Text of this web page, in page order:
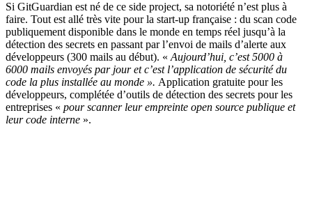
Si GitGuardian est né de ce side project, sa notoriété n’est plus à
faire. Tout est allé très vite pour la start-up française : du scan code
publiquement disponible dans le monde en temps réel jusqu’à la
détection des secrets en passant par l’envoi de mails d’alerte aux
développeurs (300 mails au début). «Aujourd’hui, c’est 5000 à
6000 mails envoyés par jour et c’est l’application de sécurité du
code la plus installée au monde ». Application gratuite pour les
développeurs, complétée d’outils de détection des secrets pour les
entreprises « pour scanner leur empreinte open source publique et
leur code interne ».